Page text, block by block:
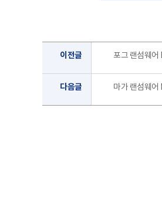
이전글 포그 랜섬웨어
다음글 마가 랜섬웨어